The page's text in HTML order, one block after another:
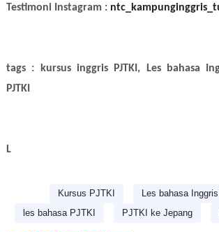
Testimoni Instagram :
tags : kursus inggris PJTKI, Les bahasa
PJTKI
L
Kursus PJTKI
Les bahasa
les bahasa PJTKI
PJTKI ke Jepang